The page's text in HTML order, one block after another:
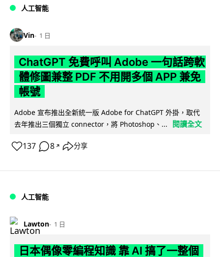
人工智能
Vin 1 日
ChatGPT 免費呼叫 Adobe 一句話跨軟
體修圖兼整 PDF 不用開多個 APP 兼免
帳號
Adobe 宣布推出全新統一版 Adobe for ChatGPT 外掛，取代
去年推出三個獨立 connector，將 Photoshop、...
閱讀全文
137 8 ↗ 分享
人工智能
Lawton 1 日
日本偶像零編程知識 靠 AI 搞了一整個